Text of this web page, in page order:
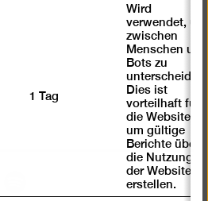
Nach
oben
1 Tag
Wird
verwendet, um
zwischen
Menschen und
Bots zu
unterscheiden.
Dies ist
vorteilhaft für
die Website,
um gültige
Berichte über
die Nutzung
der Website zu
erstellen.